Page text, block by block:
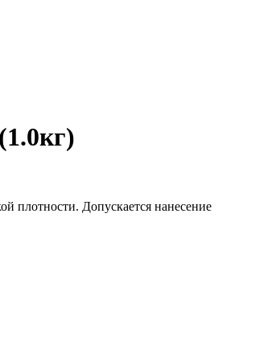
плотности. Допускается нанесение